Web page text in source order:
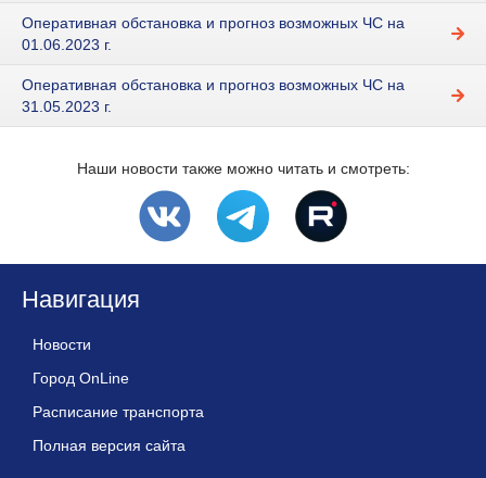
Оперативная обстановка и прогноз возможных ЧС на
01.06.2023 г.
Оперативная обстановка и прогноз возможных ЧС на
31.05.2023 г.
Наши новости также можно читать и смотреть:
Навигация
Новости
Город OnLine
Расписание транспорта
Полная версия сайта